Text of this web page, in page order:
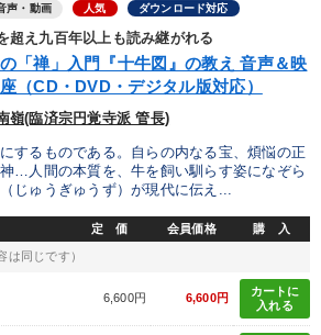
声・動画 人気 ダウンロード対応
超え九百年以上も読み継がれる
「禅」入門『十牛図』の教え 音声＆映
（CD・DVD・デジタル版対応）
嶺(臨済宗円覚寺派 管長)
するものである。自らの内なる宝、煩悩の正
…人間の本質を、牛を飼い馴らす姿になぞら
じゅうぎゅうず）が現代に伝え...
定 価 会員価格 購 入
は同じです）
6,600円 6,600円
カートに
入れる